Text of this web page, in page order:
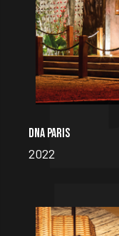
DNA PARIS
2022